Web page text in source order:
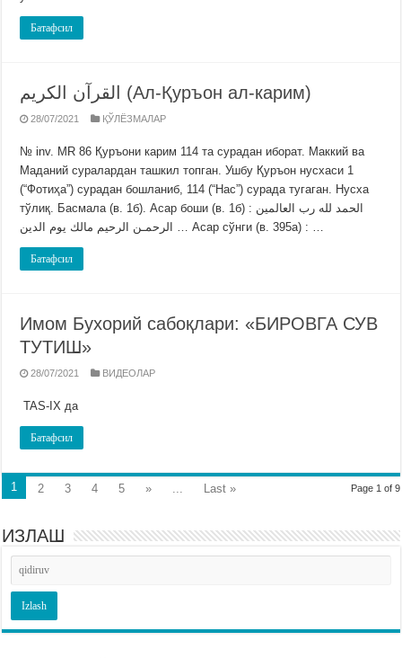
Батафсил
القرآن الكريم (Ал-Қуръон ал-карим)
28/07/2021 ҚЎЛЁЗМАЛАР
№ inv. MR 86 Қуръони карим 114 та сурадан иборат. Маккий ва
Маданий суралардан ташкил топган. Ушбу Қуръон нусхаси 1
(“Фотиҳа”) сурадан бошланиб, 114 (“Нас”) сурада тугаган. Нусха
тўлиқ. Басмала (в. 1б). Асар боши (в. 1б) : الحمد لله رب العالمين
الرحمـن الرحيم مالك يوم الدين … Асар сўнги (в. 395а) : …
Батафсил
Имом Бухорий сабоқлари: «БИРОВГА СУВ
ТУТИШ»
28/07/2021 ВИДЕОЛАР
TAS-IX да
Батафсил
Page 1 of 9
1 2 3 4 5 » Last »
ИЗЛАШ